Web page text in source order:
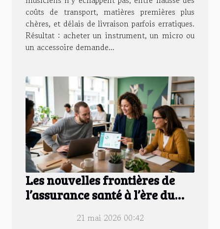
coûts de transport, matières premières plus
chères, et délais de livraison parfois erratiques.
Résultat : acheter un instrument, un micro ou
un accessoire demande...
Les nouvelles frontières de
l’assurance santé à l’ère du
21 mai 2026 00:42